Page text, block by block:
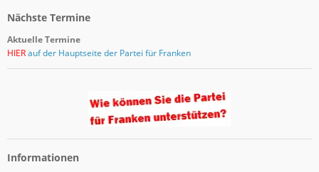
Nächste Termine
Aktuelle Termine
HIERauf der Hauptseite der Partei für Franken
Informationen